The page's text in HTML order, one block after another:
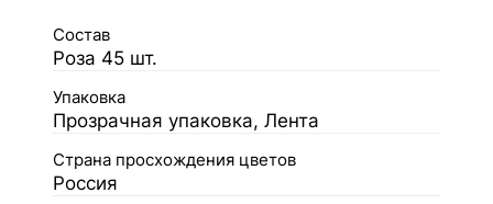
Состав
Роза 45 шт.
Упаковка
Прозрачная упаковка, Лента
Страна просхождения цветов
Россия